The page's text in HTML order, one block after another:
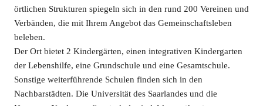
örtlichen Strukturen spiegeln sich in den rund 200 Vereinen und
Verbänden, die mit Ihrem Angebot das Gemeinschaftsleben
beleben.
Der Ort bietet 2 Kindergärten, einen integrativen Kindergarten
der Lebenshilfe, eine Grundschule und eine Gesamtschule.
Sonstige weiterführende Schulen finden sich in den
Nachbarstädten. Die Universität des Saarlandes und die